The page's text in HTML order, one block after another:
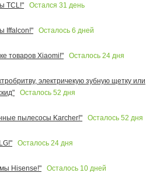
TCL!"
Остался 31 день
Iffalcon!"
Осталось 6 дней
товаров Xiaomi!"
Осталось 24 дня
электричекую зубную щетку или
Осталось 52 дня
пылесосы Karcher!"
Осталось 52 дня
Осталось 24 дня
Hisense!"
Осталось 10 дней